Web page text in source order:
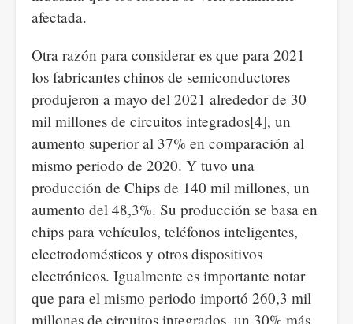
afectada.
Otra razón para considerar es que para 2021
los fabricantes chinos de semiconductores
produjeron a mayo del 2021 alrededor de 30
mil millones de circuitos integrados[4], un
aumento superior al 37% en comparación al
mismo periodo de 2020. Y tuvo una
producción de Chips de 140 mil millones, un
aumento del 48,3%. Su producción se basa en
chips para vehículos, teléfonos inteligentes,
electrodomésticos y otros dispositivos
electrónicos. Igualmente es importante notar
que para el mismo periodo importó 260,3 mil
millones de circuitos integrados, un 30% más